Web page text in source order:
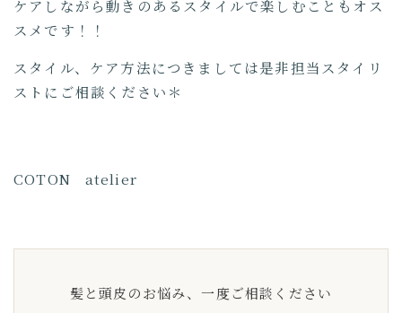
ケアしながら動きのあるスタイルで楽しむこともオス
スメです！！
スタイル、ケア方法につきましては是非担当スタイリ
ストにご相談ください＊
COTON atelier
髪と頭皮のお悩み、一度ご相談ください